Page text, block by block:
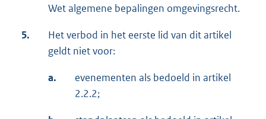
Wet algemene bepalingen omgevingsrecht.
5.
Het verbod in het eerste lid van dit artikel
geldt niet voor:
a.
evenementen als bedoeld in artikel
2.2.2;